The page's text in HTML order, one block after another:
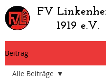
​FV
1919 e.V.
Beitrag
Alle Beiträge